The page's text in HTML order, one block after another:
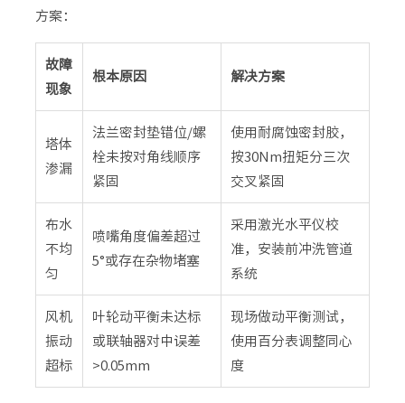
方案：
故障
现象
根本原因 解决方案
塔体
渗漏
法兰密封垫错位/螺
栓未按对角线顺序
紧固
使用耐腐蚀密封胶，
按30Nm扭矩分三次
交叉紧固
布水
不均
匀
喷嘴角度偏差超过
5°或存在杂物堵塞
采用激光水平仪校
准，安装前冲洗管道
系统
风机
振动
超标
叶轮动平衡未达标
或联轴器对中误差
>0.05mm
现场做动平衡测试，
使用百分表调整同心
度